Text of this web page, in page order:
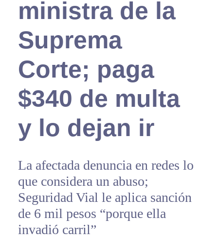
ministra de la
Suprema
Corte; paga
$340 de multa
y lo dejan ir
La afectada denuncia en redes lo
que considera un abuso;
Seguridad Vial le aplica sanción
de 6 mil pesos “porque ella
invadió carril”